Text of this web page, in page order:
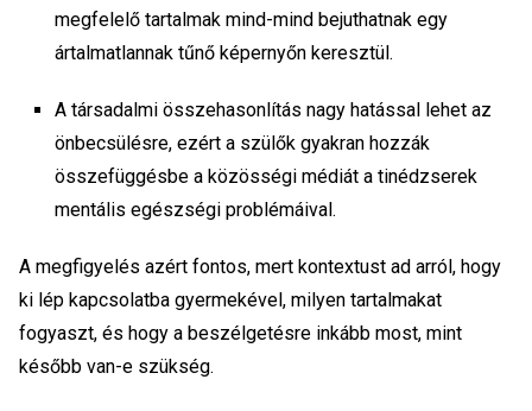
megfelelő tartalmak mind-mind bejuthatnak egy
ártalmatlannak tűnő képernyőn keresztül.
A társadalmi összehasonlítás nagy hatással lehet az
önbecsülésre, ezért a szülők gyakran hozzák
összefüggésbe a közösségi médiát a tinédzserek
mentális egészségi problémáival.
A megfigyelés azért fontos, mert kontextust ad arról, hogy
ki lép kapcsolatba gyermekével, milyen tartalmakat
fogyaszt, és hogy a beszélgetésre inkább most, mint
később van-e szükség.